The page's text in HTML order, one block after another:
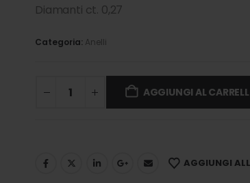
Diamanti ct. 0,27
Categoria: Anelli
AGGIUNGI AL
AGGIUNGI